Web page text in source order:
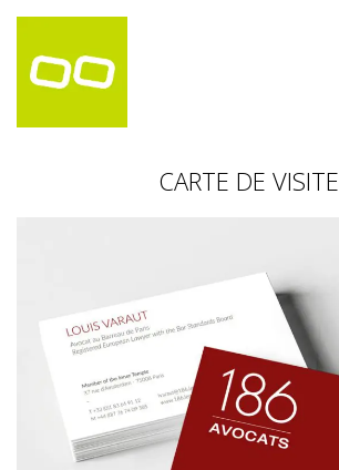
CARTE DE VISITE